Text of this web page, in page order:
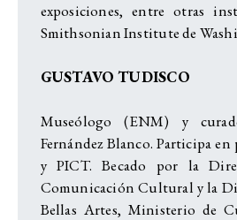
exposiciones, entre otras
Smithsonian Institute de
GUSTAVO TUDISCO
Museólogo (ENM) y
Fernández Blanco. Participa
y PICT. Becado por la
Comunicación Cultural y la
Bellas Artes, Ministerio de